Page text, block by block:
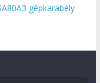
gépkarabély